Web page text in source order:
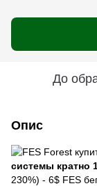
До
Опис
системы кратно
230%) - 6$ FES